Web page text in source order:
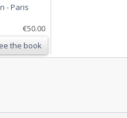
-Paris
€50.00
the book